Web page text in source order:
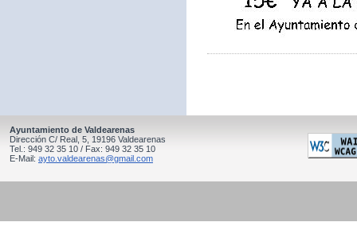
Ayuntamiento de Valdearenas
Dirección C/ Real, 5, 19196 Valdearenas
Tel.: 949 32 35 10 / Fax: 949 32 35 10
E-Mail: ayto.valdearenas@gmail.com